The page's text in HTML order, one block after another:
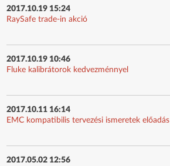
2017.10.19 15:24
RaySafe trade-in akció
2017.10.19 10:46
Fluke kalibrátorok kedvezménnyel
2017.10.11 16:14
EMC kompatibilis tervezési ismeretek előadás
2017.05.02 12:56